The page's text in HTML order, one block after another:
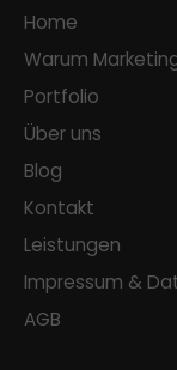
Home
Warum
Portfolio
Über uns
Blog
Kontakt
Leistungen
Impressum &
AGB